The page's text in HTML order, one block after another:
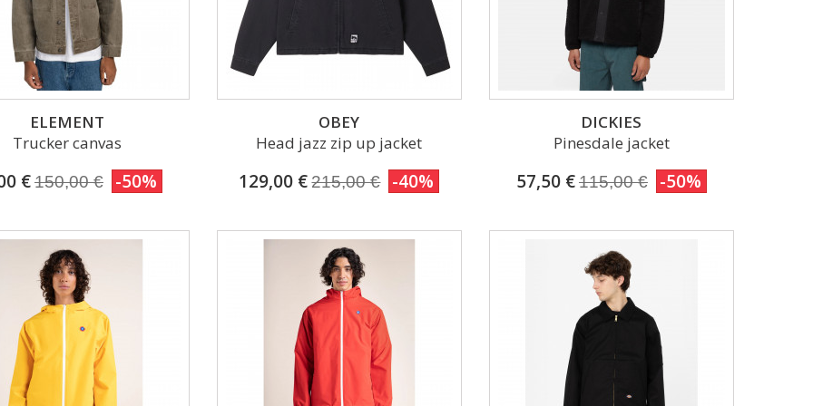
ELEMENT
Trucker canvas
€150,00 € -50%
OBEY
Head jazz zip up jacket
129,00 € 215,00 € -40%
DICKIES
Pinesdale jacket
57,50 €115,00 € -50%